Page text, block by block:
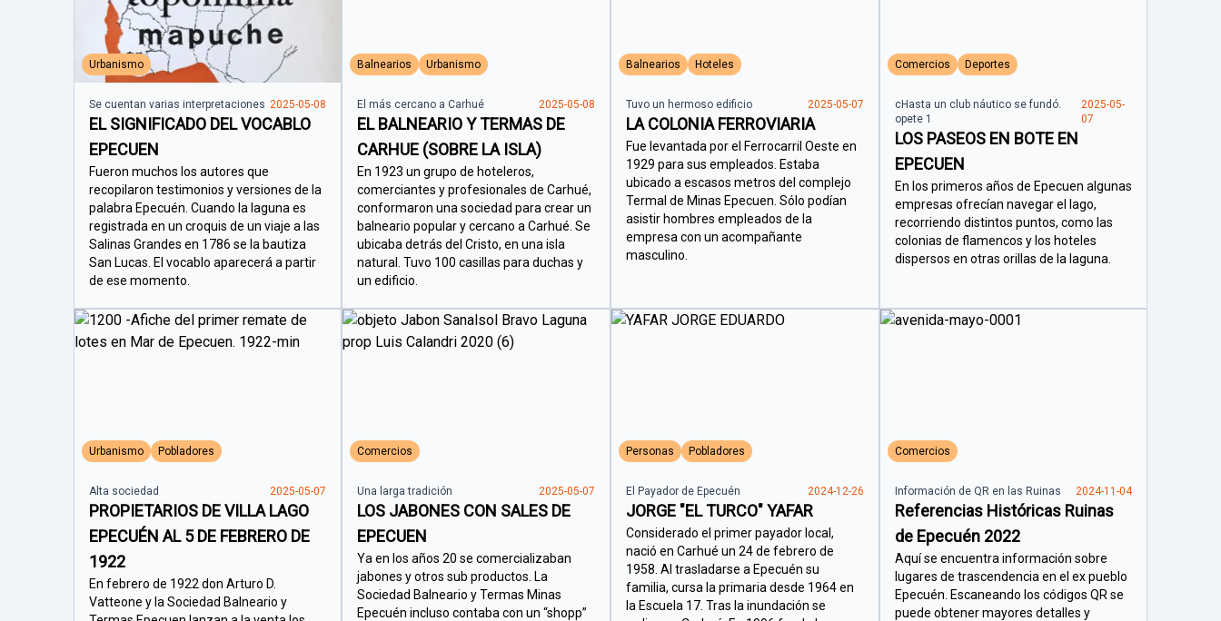
Urbanismo
Se cuentan varias interpretaciones 2025-05-08
EL SIGNIFICADO DEL VOCABLO
EPECUEN
Fueron muchos los autores que
recopilaron testimonios y versiones de la
palabra Epecuén. Cuando la laguna es
registrada en un croquis de un viaje a las
Salinas Grandes en 1786 se la bautiza
San Lucas. El vocablo aparecerá a partir
de ese momento.
Balnearios Urbanismo
El más cercano a Carhué 2025-05-08
EL BALNEARIO Y TERMAS DE
CARHUE (SOBRE LA ISLA)
En 1923 un grupo de hoteleros,
comerciantes y profesionales de Carhué,
conformaron una sociedad para crear un
balneario popular y cercano a Carhué. Se
ubicaba detrás del Cristo, en una isla
natural. Tuvo 100 casillas para duchas y
un edificio.
Balnearios Hoteles
Tuvo un hermoso edificio 2025-05-07
LA COLONIA FERROVIARIA
Fue levantada por el Ferrocarril Oeste en
1929 para sus empleados. Estaba
ubicado a escasos metros del complejo
Termal de Minas Epecuen. Sólo podían
asistir hombres empleados de la
empresa con un acompañante
masculino.
Comercios Deportes
cHasta un club náutico se fundó.
opete 1
2025-05-
07
LOS PASEOS EN BOTE EN
EPECUEN
En los primeros años de Epecuen algunas
empresas ofrecían navegar el lago,
recorriendo distintos puntos, como las
colonias de flamencos y los hoteles
dispersos en otras orillas de la laguna.
Urbanismo Pobladores
Alta sociedad 2025-05-07
PROPIETARIOS DE VILLA LAGO
EPECUÉN AL 5 DE FEBRERO DE
1922
En febrero de 1922 don Arturo D.
Vatteone y la Sociedad Balneario y
Comercios
Una larga tradición 2025-05-07
LOS JABONES CON SALES DE
EPECUEN
Ya en los años 20 se comercializaban
jabones y otros sub productos. La
Sociedad Balneario y Termas Minas
Epecuén incluso contaba con un “shopp”
Personas Pobladores
El Payador de Epecuén 2024-12-26
JORGE "EL TURCO" YAFAR
Considerado el primer payador local,
nació en Carhué un 24 de febrero de
1958. Al trasladarse a Epecuén su
familia, cursa la primaria desde 1964 en
la Escuela 17. Tras la inundación se
Comercios
Información de QR en las Ruinas 2024-11-04
Referencias Históricas Ruinas
de Epecuén 2022
Aquí se encuentra información sobre
lugares de trascendencia en el ex pueblo
Epecuén. Escaneando los códigos QR se
puede obtener mayores detalles y